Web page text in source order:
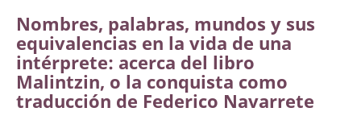
Nombres, palabras, mundos y sus
equivalencias en la vida de una
intérprete: acerca del libro
Malintzin, o la conquista como
traducción de Federico Navarrete